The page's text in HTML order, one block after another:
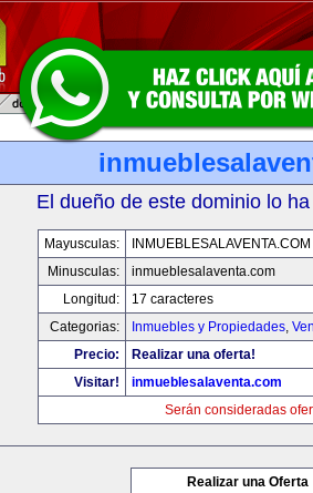
El dueño de este dominio lo
Mayusculas:
INMUEBLESALAVENTA.COM
Minusculas:
inmueblesalaventa.com
Longitud:
17 caracteres
Categorias:
Inmuebles y Propiedades,
Precio:
Realizar una oferta!
Visitar!
inmueblesalaventa.com
Serán consideradas
Realizar una Oferta